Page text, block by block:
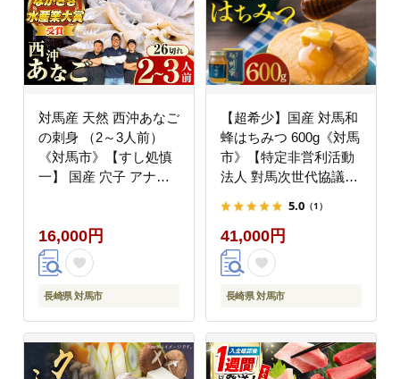
対馬産 天然 西沖あなご
の刺身 （2～3人前）
《対馬市》【すし処慎
一】 国産 穴子 アナゴ
16,000円
長崎県 対馬市
【超希少】国産 対馬和
蜂はちみつ 600g《対馬
市》【特定非営利活動
法人 對馬次世代協議会
ちみつ ハチミツ 蜂蜜
国産 長崎 非加熱 日本
ミツバチ 二ホンミツバ
チ 日本蜜蜂 百花蜜 常
温 [WAM010]
5.0 （1）
41,000円
長崎県 対馬市